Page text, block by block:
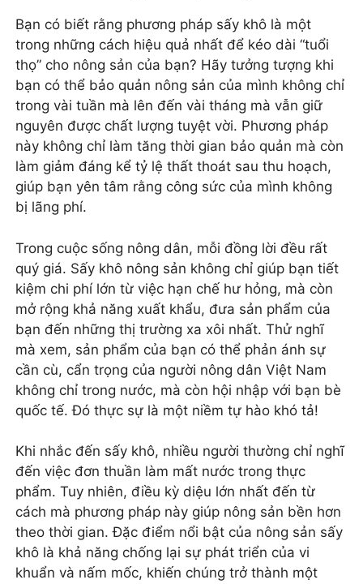
Bạn có biết rằng phương pháp sấy khô là một
trong những cách hiệu quả nhất để kéo dài “tuổi
thọ” cho nông sản của bạn? Hãy tưởng tượng khi
bạn có thể bảo quản nông sản của mình không chỉ
trong vài tuần mà lên đến vài tháng mà vẫn giữ
nguyên được chất lượng tuyệt vời. Phương pháp
này không chỉ làm tăng thời gian bảo quản mà còn
làm giảm đáng kể tỷ lệ thất thoát sau thu hoạch,
giúp bạn yên tâm rằng công sức của mình không
bị lãng phí.
Trong cuộc sống nông dân, mỗi đồng lời đều rất
quý giá. Sấy khô nông sản không chỉ giúp bạn tiết
kiệm chi phí lớn từ việc hạn chế hư hỏng, mà còn
mở rộng khả năng xuất khẩu, đưa sản phẩm của
bạn đến những thị trường xa xôi nhất. Thử nghĩ
mà xem, sản phẩm của bạn có thể phản ánh sự
cần cù, cẩn trọng của người nông dân Việt Nam
không chỉ trong nước, mà còn hội nhập với bạn bè
quốc tế. Đó thực sự là một niềm tự hào khó tả!
Khi nhắc đến sấy khô, nhiều người thường chỉ nghĩ
đến việc đơn thuần làm mất nước trong thực
phẩm. Tuy nhiên, điều kỳ diệu lớn nhất đến từ
cách mà phương pháp này giúp nông sản bền hơn
theo thời gian. Đặc điểm nổi bật của nông sản sấy
khô là khả năng chống lại sự phát triển của vi
khuẩn và nấm mốc, khiến chúng trở thành một